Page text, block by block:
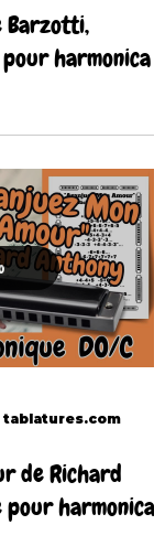
Barzotti,
harmonica
tablatures.com
de Richard
harmonica